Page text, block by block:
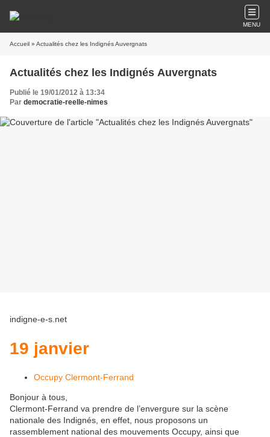
MENU
Accueil » Actualités chez les Indignés Auvergnats
Actualités chez les Indignés Auvergnats
Publié le 19/01/2012 à 13:34
Par democratie-reelle-nimes
indigne-e-s.net
19 janvier
Occupy Clermont-Ferrand
Bonjour à tous,
Clermont-Ferrand va prendre de l’envergure sur la scène
nationale des Indignés, en effet, nous proposons un
rassemblement national des mouvements Occupy, ainsi que